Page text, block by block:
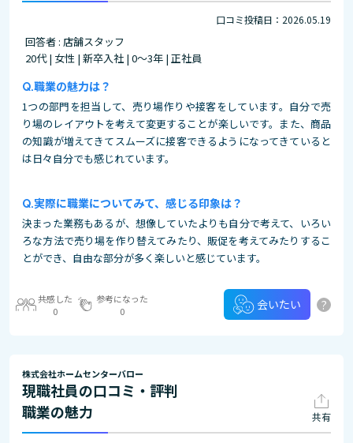
口コミ投稿日：2026.05.19
回答者 : 店舗スタッフ
20代 | 女性 | 新卒入社 | 0～3年 | 正社員
職業の魅力は？
1つの部門を担当して、売り場作りや接客をしています。自分で売
り場のレイアウトを考えて変更することが楽しいです。また、商品
の知識が増えてきてスムーズに接客できるようになってきていると
は日々自分でも感じれています。
実際に職業についてみて、感じる印象は？
決まった業務もあるが、想像していたよりも自分で考えて、いろい
ろな方法で売り場を作り替えてみたり、販促を考えてみたりするこ
とができ、自由な部分が多く楽しいと感じています。
共感した
0
参考になった
0
会いたい ?
株式会社ホームセンターバロー
現職社員の口コミ・評判
職業の魅力
共有